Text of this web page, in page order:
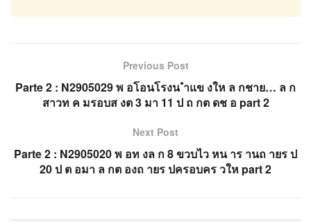
Previous Post
Parte 2 : N2905029 พ อโอนโรงน ำแข งให ล กชาย… ล ก
สาวท ค มรอบส งต 3 มา 11 ป ถ กต ดช อ part 2
Next Post
Parte 2 : N2905020 พ อท งล ก 8 ขวบไว หน าร านถ ายร ป
20 ป ต อมา ล กต องถ ายร ปครอบคร วให part 2